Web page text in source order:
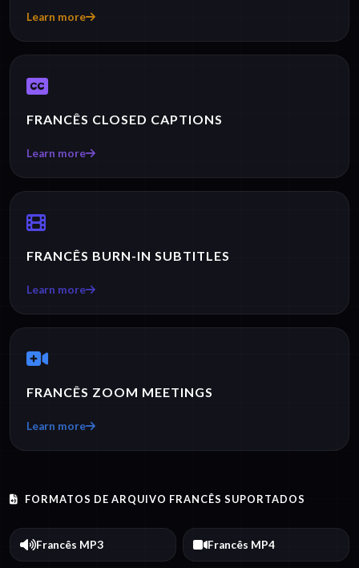
Learn more
FRANCÊS CLOSED CAPTIONS
Learn more
FRANCÊS BURN-IN SUBTITLES
Learn more
FRANCÊS ZOOM MEETINGS
Learn more
FORMATOS DE ARQUIVO FRANCÊS SUPORTADOS
Francês MP3 Francês MP4